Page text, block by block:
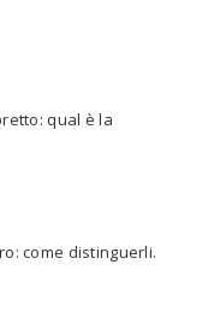
qual è la
come distinguerli.